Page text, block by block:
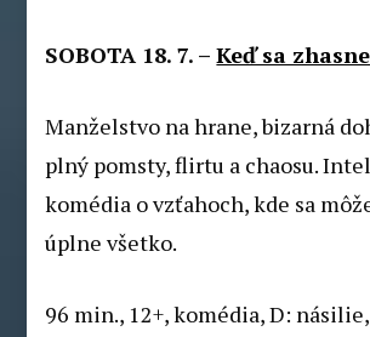
SOBOTA 18. 7. –Keď sa zhasne
Manželstvo na hrane, bizarná
plný pomsty, flirtu a chaosu.
komédia o vzťahoch, kde sa
úplne všetko.
96 min., 12+, komédia, D: